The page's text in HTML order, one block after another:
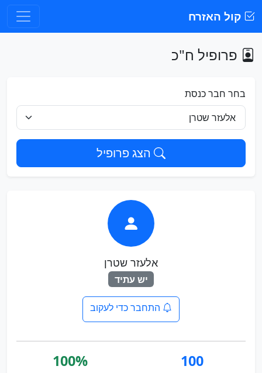
קול האזרח
פרופיל ח"כ
בחר חבר כנסת
הצג פרופיל
אלעזר שטרן
יש עתיד
התחבר כדי לעקוב
100
100%